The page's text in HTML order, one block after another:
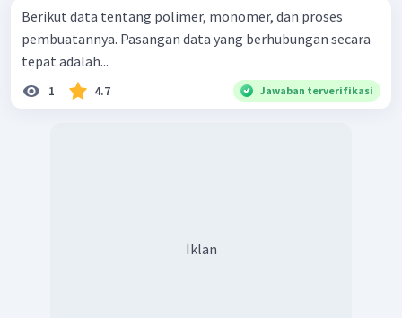
Berikut data tentang polimer, monomer, dan proses
pembuatannya. Pasangan data yang berhubungan secara
tepat adalah...
1 4.7 Jawaban terverifikasi
Iklan